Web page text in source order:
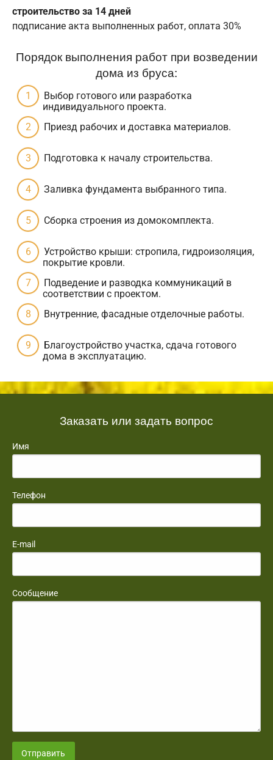
строительство за 14 дней
подписание акта выполненных работ, оплата 30%
Порядок выполнения работ при возведении
дома из бруса:
Выбор готового или разработка
индивидуального проекта.
Приезд рабочих и доставка материалов.
Подготовка к началу строительства.
Заливка фундамента выбранного типа.
Сборка строения из домокомплекта.
Устройство крыши: стропила, гидроизоляция,
покрытие кровли.
Подведение и разводка коммуникаций в
соответствии с проектом.
Внутренние, фасадные отделочные работы.
Благоустройство участка, сдача готового
дома в эксплуатацию.
Заказать или задать вопрос
Имя
Телефон
E-mail
Сообщение
Отправить